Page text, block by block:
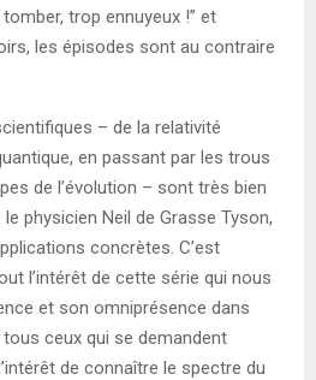
trop ennuyeux !” et
les épisodes sont au contraire
– de la relativité
en passant par les trous
de l’évolution – sont très bien
le physicien Neil de Grasse Tyson,
concrètes. C’est
l’intérêt de cette série qui nous
et son omniprésence dans
ceux qui se demandent
de connaître le spectre du